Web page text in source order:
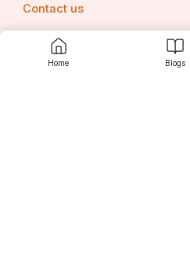
Home Blogs
Contact us